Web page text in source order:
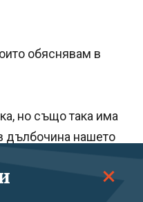
обяснявам в
но също така има
дълбочина нашето